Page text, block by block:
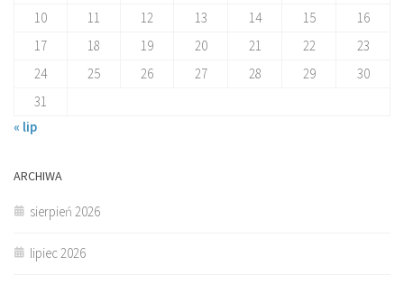
10
11 12 13 14 15
16
17
18 19 20 21 22
23
24
25 26 27 28 29
30
31
« lip
ARCHIWA
sierpień 2026
lipiec 2026